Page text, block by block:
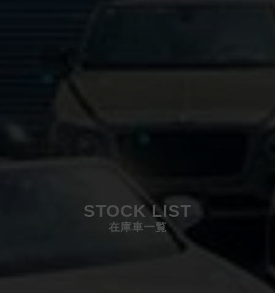
STOCK LIST
在庫車一覧